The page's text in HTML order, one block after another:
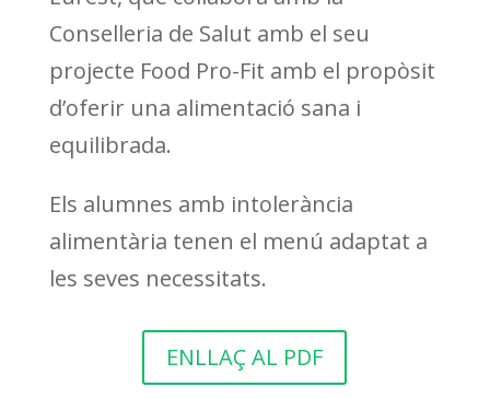
Conselleria de Salut amb el seu
projecte Food Pro-Fit amb el propòsit
d’oferir una alimentació sana i
equilibrada.
Els alumnes amb intolerància
alimentària tenen el menú adaptat a
les seves necessitats.
ENLLAÇ AL PDF